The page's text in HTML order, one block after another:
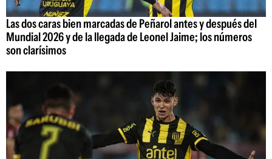
Las dos caras bien marcadas de Peñarol antes y después del
Mundial 2026 y de la llegada de Leonel Jaime; los números
son clarísimos